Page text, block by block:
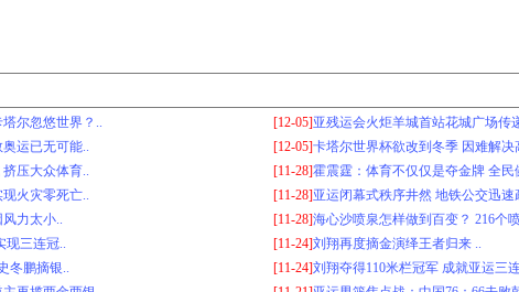
尔忽悠世界？.. [12-05]亚残运会火炬羊城首站花城广场传
运已无可能.. [12-05]卡塔尔世界杯欲改到冬季 因难解决
压大众体育.. [11-28]霍震霆：体育不仅仅是夺金牌 全民
火灾零死亡.. [11-28]亚运闭幕式秩序井然 地铁公交迅速
力太小.. [11-28]海心沙喷泉怎样做到百变？ 216个
现三连冠.. [11-24]刘翔再度摘金演绎王者归来 ..
冬鹏摘银.. [11-24]刘翔夺得110米栏冠军 成就亚运三